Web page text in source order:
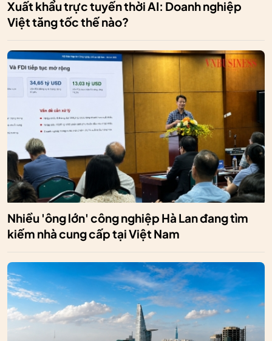
Xuất khẩu trực tuyến thời AI: Doanh nghiệp
Việt tăng tốc thế nào?
Nhiều 'ông lớn' công nghiệp Hà Lan đang tìm
kiếm nhà cung cấp tại Việt Nam